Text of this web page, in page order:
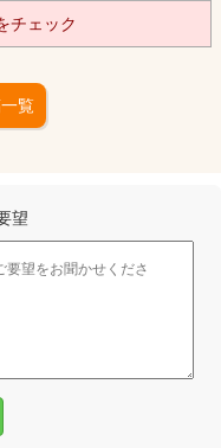
チェック
覧
望